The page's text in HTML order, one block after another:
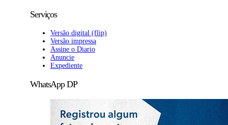
Serviços
Versão digital (flip)
Versão impressa
Assine o Diario
Anuncie
Expediente
WhatsApp DP